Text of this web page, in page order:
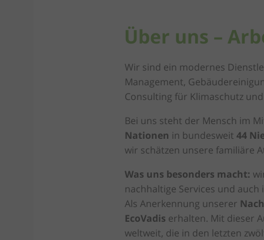
Über uns –
Wir sind ein modernes
Management,
Consulting für Klimaschutz
Bei uns steht der Mensch im
Nationen in bundesweit 44
wir schätzen unsere familiäre
Was uns besonders macht:
nachhaltige Services und
Als Anerkennung unserer
EcoVadis erhalten. Mit dieser
weltweit, die in den letzten